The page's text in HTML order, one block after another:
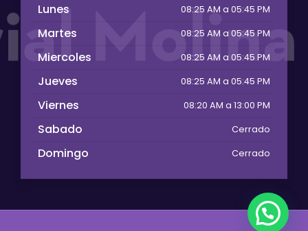
Lunes 08:25 AM a 05:45 PM
Martes 08:25 AM a 05:45 PM
Miercoles 08:25 AM a 05:45 PM
Jueves 08:25 AM a 05:45 PM
Viernes 08:20 AM a 13:00 PM
Sabado Cerrado
Domingo Cerrado